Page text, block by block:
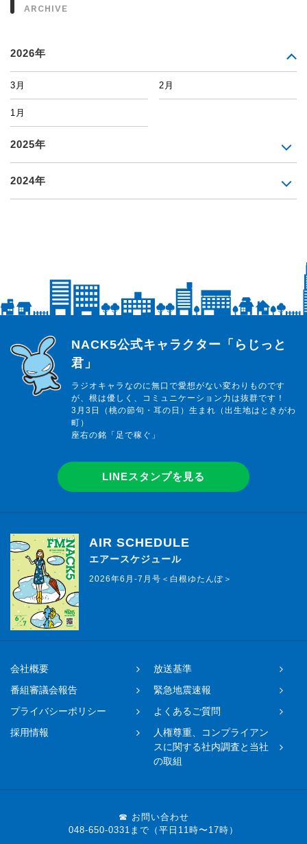
ARCHIVE
2026年
3月 2月
1月
2025年
2024年
らじっと君
NACK5公式キャラクター「らじっと
君」
ラジオキャラなのに無口で愛想がない変わりものです
が、根は優しく、コミュニケーション力は抜群です！
3月3日（桃の節句・耳の日）生まれ（出生地はときがわ
町）
座右の銘「足で稼ぐ」
LINEスタンプを見る
AIR SCHEDULE
エアースケジュール
2026年6月-7月号＜白根ゆたんぽ＞
会社概要
放送基準
番組審議会報告
緊急地震速報
プライバシーポリシー
よくあるご質問
採用情報
人権尊重、コンプライアン
スに関する社内調査と当社
の取組
☎ お問い合わせ
048-650-0331まで（平日11時〜17時）